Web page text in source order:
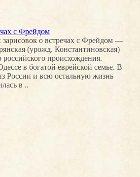
с Фрейдом
о встречах с Фрейдом —
(урожд. Константиновская)
российского происхождения.
в богатой еврейской семье. В
России и всю остальную жизнь
в ..